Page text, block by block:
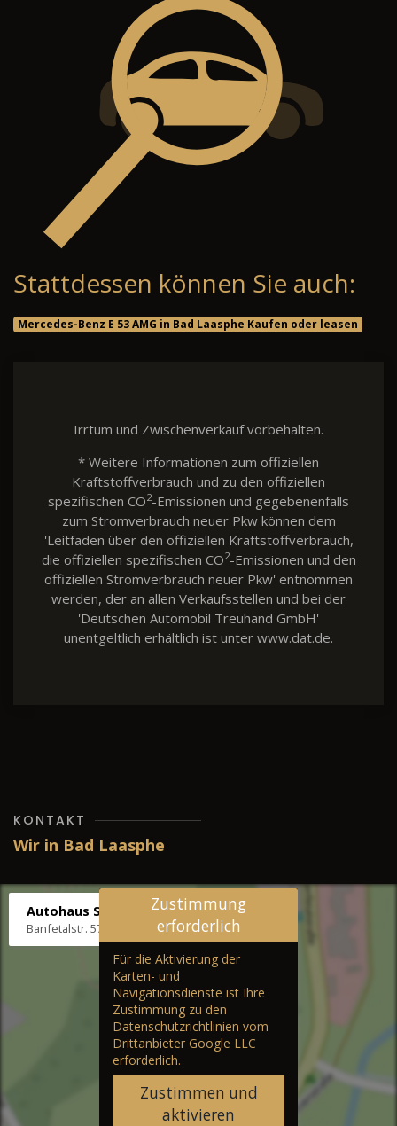
Stattdessen können Sie auch:
Mercedes-Benz E 53 AMG in Bad Laasphe Kaufen oder leasen
Irrtum und Zwischenverkauf vorbehalten.
* Weitere Informationen zum offiziellen
Kraftstoffverbrauch und zu den offiziellen
spezifischen CO2-Emissionen und gegebenenfalls
zum Stromverbrauch neuer Pkw können dem
'Leitfaden über den offiziellen Kraftstoffverbrauch,
die offiziellen spezifischen CO2-Emissionen und den
offiziellen Stromverbrauch neuer Pkw' entnommen
werden, der an allen Verkaufsstellen und bei der
'Deutschen Automobil Treuhand GmbH'
unentgeltlich erhältlich ist unter www.dat.de.
KONTAKT
Wir in Bad Laasphe
Autohaus Stenger
Banfetalstr. 57, 57334 Bad Laasphe
Zustimmung
erforderlich
Für die Aktivierung der
Karten- und
Navigationsdienste ist Ihre
Zustimmung zu den
Datenschutzrichtlinien vom
Drittanbieter Google LLC
erforderlich.
Zustimmen und
aktivieren